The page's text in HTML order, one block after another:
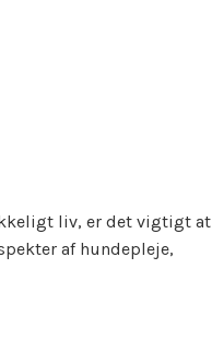
liv, er det vigtigt at
af hundepleje,